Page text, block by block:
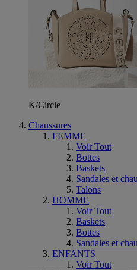
K/Circle
Chaussures
FEMME
Voir Tout
Bottes
Baskets
Sandales et
Talons
HOMME
Voir Tout
Baskets
Bottes
Sandales et
ENFANTS
Voir Tout